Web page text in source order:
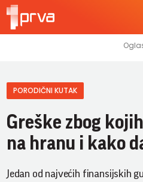
PORODIČNI KUTAK
Greške zbog
na hranu i kako
Jedan od najvećih finansijskih